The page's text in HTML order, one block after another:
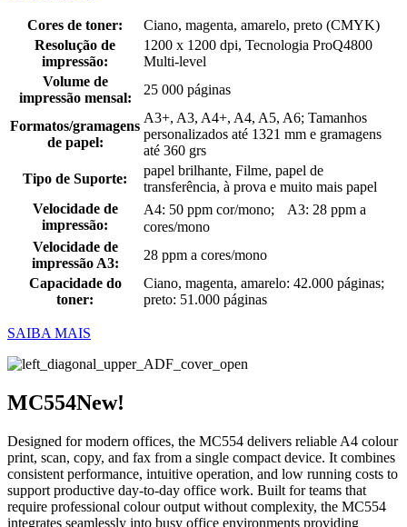
Cores de toner:
Ciano, magenta, amarelo, preto (CMYK)
Resolução de
impressão:
1200 x 1200 dpi, Tecnologia ProQ4800
Multi-level
Volume de
impressão mensal:
25 000 páginas
Formatos/gramagens
de papel:
A3+, A3, A4+, A4, A5, A6; Tamanhos
personalizados até 1321 mm e gramagens
até 360 grs
Tipo de Suporte:
papel brilhante, Filme, papel de
transferência, à prova e muito mais papel
Velocidade de
impressão:
A4: 50 ppm cor/mono; A3: 28 ppm a
cores/mono
Velocidade de
impressão A3:
28 ppm a cores/mono
Capacidade do
toner:
Ciano, magenta, amarelo: 42.000 páginas;
preto: 51.000 páginas
SAIBA MAIS
MC554New!
Designed for modern offices, the MC554 delivers reliable A4 colour
print, scan, copy, and fax from a single compact device. It combines
consistent performance, intuitive operation, and low running costs to
support productive day-to-day office work. Built for teams that
require professional colour output without complexity, the MC554
integrates seamlessly into busy office environments providing